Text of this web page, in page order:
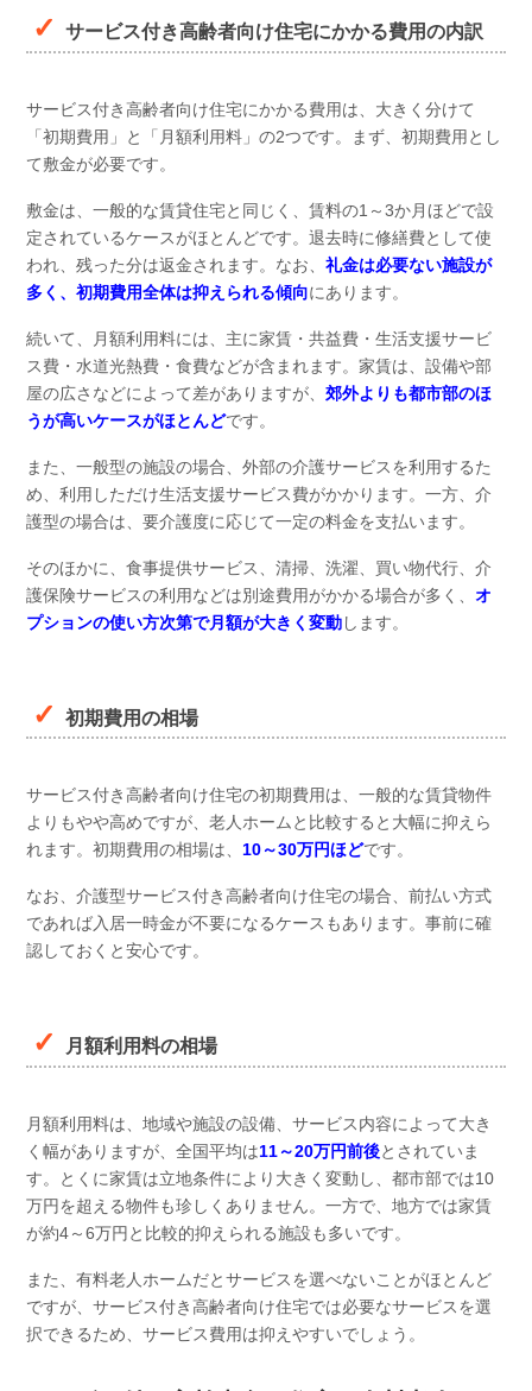
サービス付き高齢者向け住宅にかかる費用の内訳
サービス付き高齢者向け住宅にかかる費用は、大きく分けて
「初期費用」と「月額利用料」の2つです。まず、初期費用とし
て敷金が必要です。
敷金は、一般的な賃貸住宅と同じく、賃料の1～3か月ほどで設
定されているケースがほとんどです。退去時に修繕費として使
われ、残った分は返金されます。なお、 礼金は必要ない施設が
多く、初期費用全体は抑えられる傾向にあります。
続いて、月額利用料には、主に家賃・共益費・生活支援サービ
ス費・水道光熱費・食費などが含まれます。家賃は、設備や部
屋の広さなどによって差がありますが、 郊外よりも都市部のほ
うが高いケースがほとんどです。
また、一般型の施設の場合、外部の介護サービスを利用するた
め、利用しただけ生活支援サービス費がかかります。一方、介
護型の場合は、要介護度に応じて一定の料金を支払います。
そのほかに、食事提供サービス、清掃、洗濯、買い物代行、介
護保険サービスの利用などは別途費用がかかる場合が多く、 オ
プションの使い方次第で月額が大きく変動します。
初期費用の相場
サービス付き高齢者向け住宅の初期費用は、一般的な賃貸物件
よりもやや高めですが、老人ホームと比較すると大幅に抑えら
れます。初期費用の相場は、 10～30万円ほどです。
なお、介護型サービス付き高齢者向け住宅の場合、前払い方式
であれば入居一時金が不要になるケースもあります。事前に確
認しておくと安心です。
月額利用料の相場
月額利用料は、地域や施設の設備、サービス内容によって大き
く幅がありますが、全国平均は11～20万円前後とされていま
す。とくに家賃は立地条件により大きく変動し、都市部では10
万円を超える物件も珍しくありません。一方で、地方では家賃
が約4～6万円と比較的抑えられる施設も多いです。
また、有料老人ホームだとサービスを選べないことがほとんど
ですが、サービス付き高齢者向け住宅では必要なサービスを選
択できるため、サービス費用は抑えやすいでしょう。